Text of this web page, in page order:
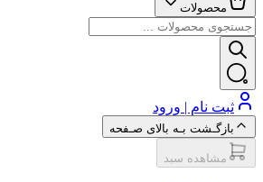
محصولات
ثبت نام | ورود
بازگـشت بـه بالای صـفحه
مشاهده سبد